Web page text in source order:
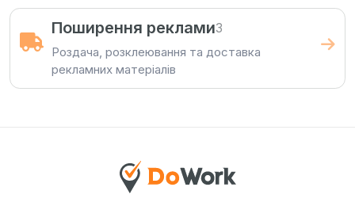
Поширення реклами3
Роздача, розклеювання та доставка
рекламних матеріалів